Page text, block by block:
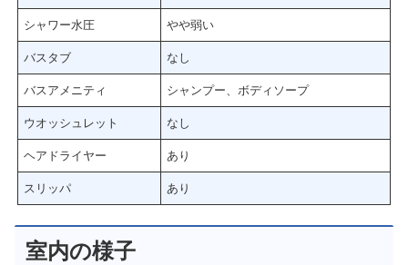
シャワー水圧 やや弱い
バスタブ なし
バスアメニティ シャンプー、ボディソープ
ウオッシュレット なし
ヘアドライヤー あり
スリッパ あり
室内の様子